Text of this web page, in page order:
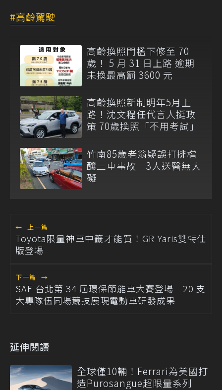
高齡駕駛
高齡換照門檻下修至 70
歲！ 5 月 31 日上路 逾期
未換最高罰 3600 元
高齡換照新制明年5月上
路！沈文程任代言人挺政
策 70歲換照「不用考試」
竹南85歲老翁疑誤打排檔
釀三車事故 3人送醫無大
礙
← 上一篇
Toyota限量神車中籤才能買！GR Yaris雙特仕
版登場
下一篇 →
SAE 台北第 34 屆環保節能車大賽登場 20 支
大專隊伍同場競技展現電動車研發成果
延伸閱讀
全球僅10輛！Ferrari為美國打
造Purosangue超限量系列